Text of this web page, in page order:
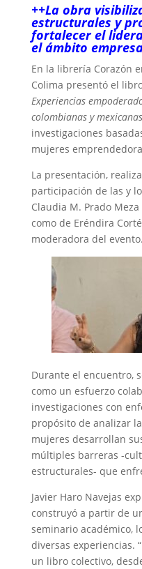
++La obra
estructurales y
fortalecer el
el ámbito
En la librería Corazón
Colima presentó el
Experiencias
colombianas y mexicanas
investigaciones
mujeres
La presentación,
participación de las y
Claudia M. Prado
como de Eréndira
moderadora del evento.
Durante el encuentro,
como un esfuerzo
investigaciones con
propósito de analizar
mujeres desarrollan
múltiples barreras -
estructurales- que
Javier Haro Navejas
construyó a partir de
seminario académico,
diversas experiencias.
un libro colectivo,